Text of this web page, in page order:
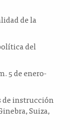
de la
del
5 de enero-
de instrucción
Suiza,